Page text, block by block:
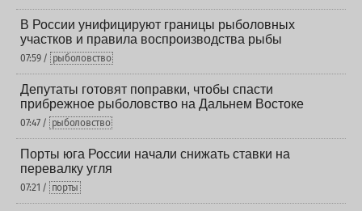
В России унифицируют границы рыболовных
участков и правила воспроизводства рыбы
07:59 / рыболовство
Депутаты готовят поправки, чтобы спасти
прибрежное рыболовство на Дальнем Востоке
07:47 / рыболовство
Порты юга России начали снижать ставки на
перевалку угля
07:21 / порты